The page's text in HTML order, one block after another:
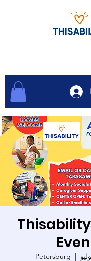
  |
Petersburg